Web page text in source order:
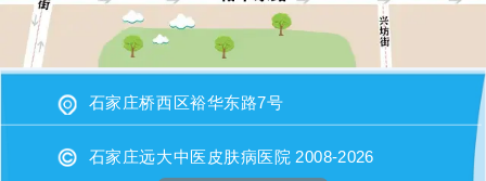
石家庄桥西区裕华东路7号
石家庄远大中医皮肤病医院 2008-2026